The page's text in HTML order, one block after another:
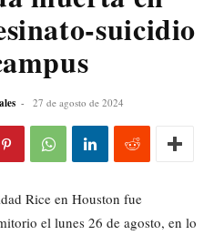
suicidio
- 27 de agosto de 2024
Rice en Houston fue
el lunes 26 de agosto, en lo